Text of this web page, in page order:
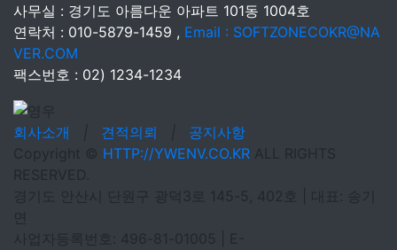
사무실 : 경기도 아름다운 아파트 101동 1004호
연락처 : 010-5879-1459 , Email : SOFTZONECOKR@NA
VER.COM
팩스번호 : 02) 1234-1234
회사소개 | 견적의뢰 |
공지사항
Copyright © HTTP://YWENV.CO.KR ALL RIGHTS
RESERVED.
경기도 안산시 단원구 광덕3로 145-5, 402호 | 대표: 송기
사업자등록번호: 496-81-01005 | E-